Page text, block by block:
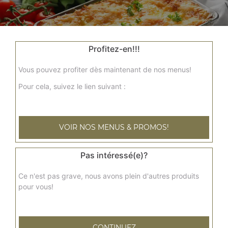
Nos Gratins
+
Profitez-en!!!
Vous pouvez profiter dès maintenant de nos menus!
Pour cela, suivez le lien suivant :
VOIR NOS MENUS & PROMOS!
Pas intéressé(e)?
Ce n'est pas grave, nous avons plein d'autres produits
pour vous!